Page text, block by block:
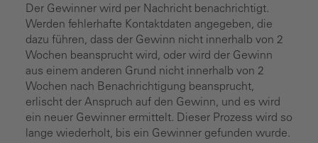
Der Gewinner wird per Nachricht benachrichtigt.
Werden fehlerhafte Kontaktdaten angegeben, die
dazu führen, dass der Gewinn nicht innerhalb von 2
Wochen beansprucht wird, oder wird der Gewinn
aus einem anderen Grund nicht innerhalb von 2
Wochen nach Benachrichtigung beansprucht,
erlischt der Anspruch auf den Gewinn, und es wird
ein neuer Gewinner ermittelt. Dieser Prozess wird so
lange wiederholt, bis ein Gewinner gefunden wurde.